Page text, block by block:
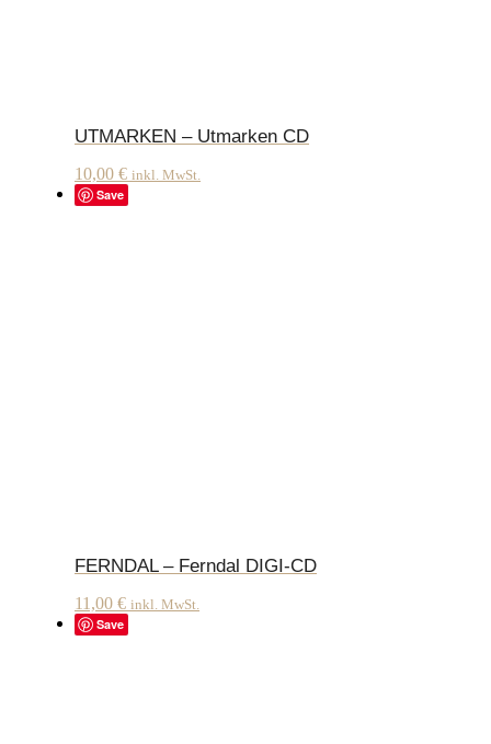
UTMARKEN – Utmarken CD
10,00 € inkl. MwSt.
Save
FERNDAL – Ferndal DIGI-CD
11,00 € inkl. MwSt.
Save